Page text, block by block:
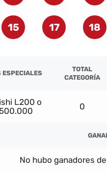
15 17 18
ESPECIALES
TOTAL
CATEGORÍA
L200 o
0
No hubo ganadores